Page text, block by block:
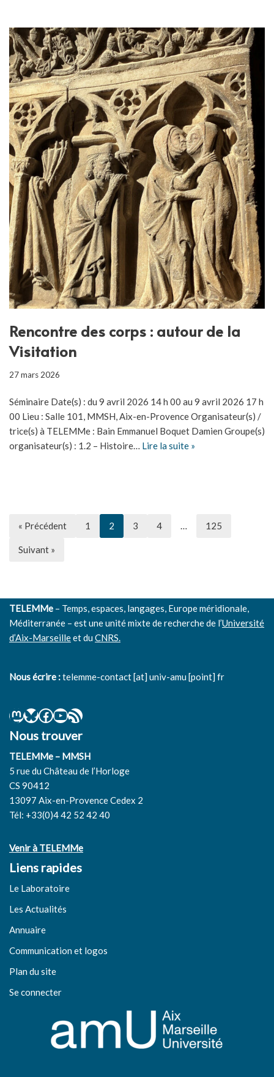
Rencontre des corps : autour de la
Visitation
27 mars 2026
Séminaire Date(s) : du 9 avril 2026 14 h 00 au 9 avril 2026 17 h
00 Lieu : Salle 101, MMSH, Aix-en-Provence Organisateur(s) /
trice(s) à TELEMMe : Bain Emmanuel Boquet Damien Groupe(s)
organisateur(s) : 1.2 – Histoire… Lire la suite »
« Précédent 1 2 3 4 … 125
Suivant »
TELEMMe – Temps, espaces, langages, Europe méridionale,
Méditerranée – est une unité mixte de recherche de l’Université
d’Aix-Marseilleet duCNRS.
Nous écrire :telemme-contact [at] univ-amu [point] fr
Nous trouver
TELEMMe – MMSH
5 rue du Château de l’Horloge
CS 90412
13097 Aix-en-Provence Cedex 2
Tél: +33(0)4 42 52 42 40
Venir à TELEMMe
Liens rapides
Le Laboratoire
Les Actualités
Annuaire
Communication et logos
Plan du site
Se connecter